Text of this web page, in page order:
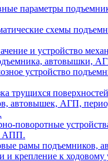
параметры
схемы
и устройство
автовышки,
устройство
трущихся
автовышек, АГП,
поворотные
АПП.
рамы подъемников,
и крепление к ходовому